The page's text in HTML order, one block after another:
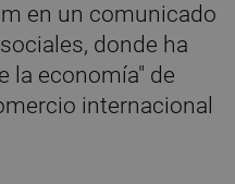
en un comunicado
donde ha
la economía" de
internacional